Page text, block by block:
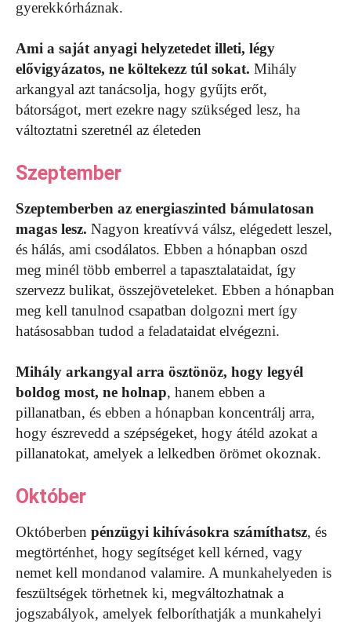
gyerekkórháznak.
Ami a saját anyagi helyzetedet illeti, légy
elővigyázatos, ne költekezz túl sokat. Mihály
arkangyal azt tanácsolja, hogy gyűjts erőt,
bátorságot, mert ezekre nagy szükséged lesz, ha
változtatni szeretnél az életeden
Szeptember
Szeptemberben az energiaszinted bámulatosan
magas lesz. Nagyon kreatívvá válsz, elégedett leszel,
és hálás, ami csodálatos. Ebben a hónapban oszd
meg minél több emberrel a tapasztalataidat, így
szervezz bulikat, összejöveteleket. Ebben a hónapban
meg kell tanulnod csapatban dolgozni mert így
hatásosabban tudod a feladataidat elvégezni.
Mihály arkangyal arra ösztönöz, hogy legyél
boldog most, ne holnap, hanem ebben a
pillanatban, és ebben a hónapban koncentrálj arra,
hogy észrevedd a szépségeket, hogy átéld azokat a
pillanatokat, amelyek a lelkedben örömet okoznak.
Október
Októberben pénzügyi kihívásokra számíthatsz, és
megtörténhet, hogy segítséget kell kérned, vagy
nemet kell mondanod valamire. A munkahelyeden is
feszültségek törhetnek ki, megváltozhatnak a
jogszabályok, amelyek felboríthatják a munkahelyi